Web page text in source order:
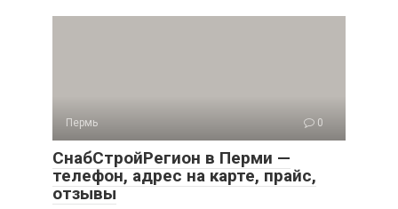
Пермь 0
СнабСтройРегион в Перми —
телефон, адрес на карте, прайс,
отзывы